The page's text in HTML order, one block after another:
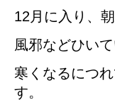
12月に入り、
風邪などひい
寒くなるにつ
す。